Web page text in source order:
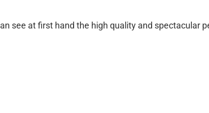
see at first hand the high quality and spectacular